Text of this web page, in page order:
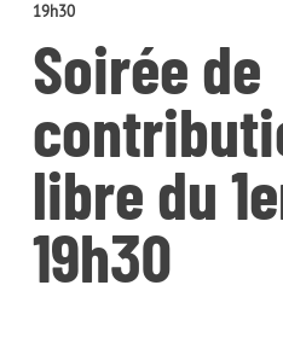
19h30
Soirée de
libre du
19h30